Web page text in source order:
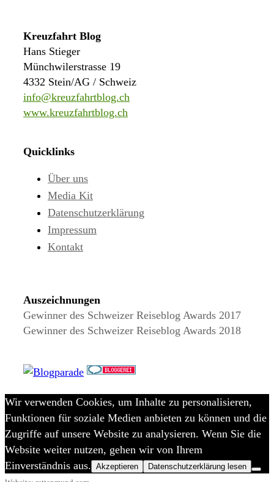
Kreuzfahrt Blog
Hans Stieger
Münchwilerstrasse 19
4332 Stein/AG / Schweiz
info@kreuzfahrtblog.ch
www.kreuzfahrtblog.ch
Quicklinks
Über uns
Media Kit
Datenschutzerklärung
Impressum
Kontakt
Auszeichnungen
Gewinner des Schweizer Reiseblog Awards 2017
Gewinner des Schweizer Reiseblog Awards 2018
Wir verwenden Cookies, um Inhalte zu personalisieren,
Funktionen für soziale Medien anbieten zu können und die
Zugriffe auf unsere Website zu analysieren. Wenn Sie die
Website weiter nutzen, gehen wir von Ihrem
Einverständnis aus. Akzeptieren Datenschutzerklärung lesen